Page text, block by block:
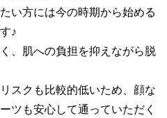
い方には今の時期から始める
♪
、肌への負担を抑えながら脱
スクも比較的低いため、顔な
ツも安心して通っていただく